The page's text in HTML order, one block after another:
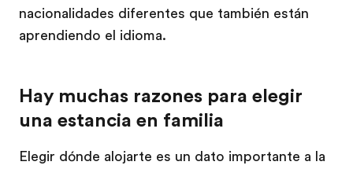
nacionalidades diferentes que también están
aprendiendo el idioma.
Hay muchas razones para elegir
una estancia en familia
Elegir dónde alojarte es un dato importante a la